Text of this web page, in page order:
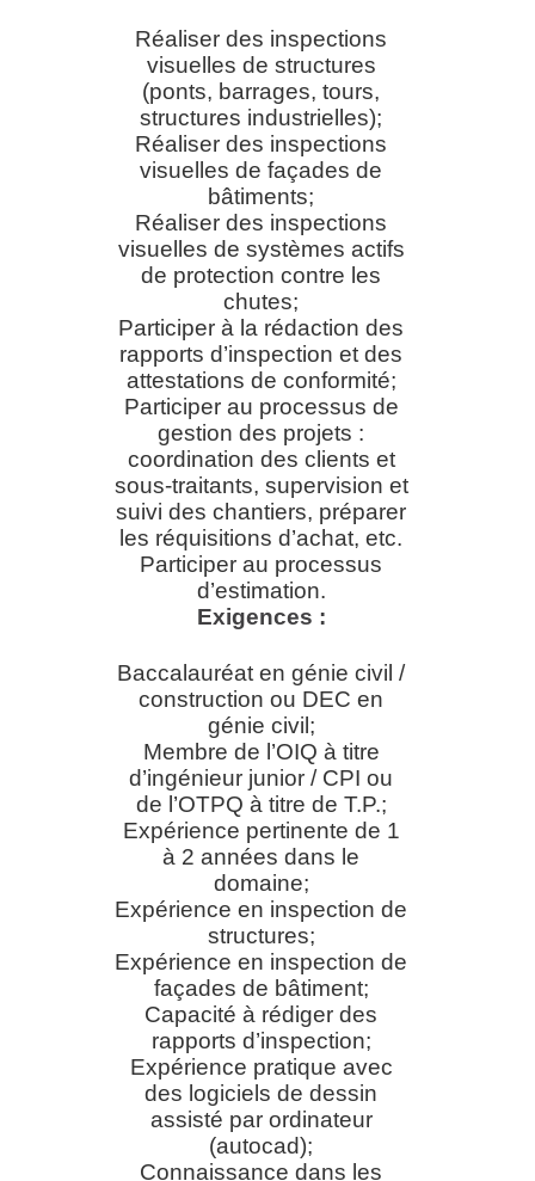
Réaliser des inspections
visuelles de structures
(ponts, barrages, tours,
structures industrielles);
Réaliser des inspections
visuelles de façades de
bâtiments;
Réaliser des inspections
visuelles de systèmes actifs
de protection contre les
chutes;
Participer à la rédaction des
rapports d’inspection et des
attestations de conformité;
Participer au processus de
gestion des projets :
coordination des clients et
sous-traitants, supervision et
suivi des chantiers, préparer
les réquisitions d’achat, etc.
Participer au processus
d’estimation.
Exigences :
Baccalauréat en génie civil /
construction ou DEC en
génie civil;
Membre de l’OIQ à titre
d’ingénieur junior / CPI ou
de l’OTPQ à titre de T.P.;
Expérience pertinente de 1
à 2 années dans le
domaine;
Expérience en inspection de
structures;
Expérience en inspection de
façades de bâtiment;
Capacité à rédiger des
rapports d’inspection;
Expérience pratique avec
des logiciels de dessin
assisté par ordinateur
(autocad);
Connaissance dans les